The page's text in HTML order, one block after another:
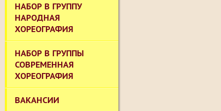
НАБОР В ГРУППУ
НАРОДНАЯ
ХОРЕОГРАФИЯ
НАБОР В ГРУППЫ
СОВРЕМЕННАЯ
ХОРЕОГРАФИЯ
ВАКАНСИИ